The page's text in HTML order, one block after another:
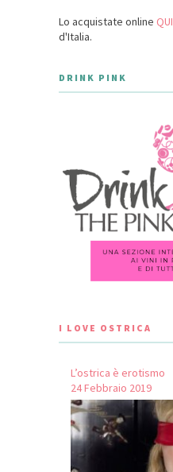
Lo acquistate online QUI
d'Italia.
DRINK PINK
I LOVE OSTRICA
L’ostrica è erotismo
24 Febbraio 2019